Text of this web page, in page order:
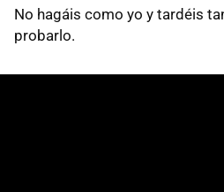
No hagáis como yo y tardéis
probarlo.